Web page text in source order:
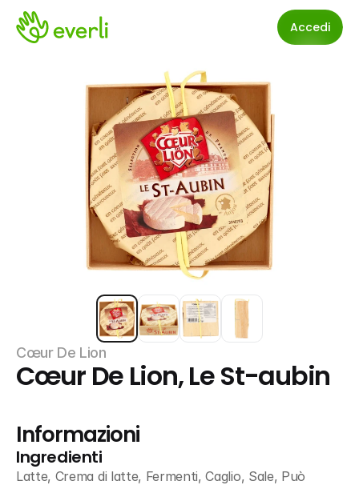
Accedi
Cœur De Lion
Cœur De Lion, Le St-aubin
Informazioni
Ingredienti
Latte, Crema di latte, Fermenti, Caglio, Sale, Può